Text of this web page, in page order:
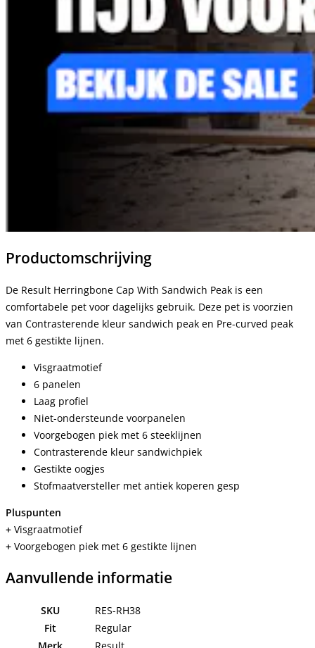
Productomschrijving
De Result Herringbone Cap With Sandwich Peak is een
comfortabele pet voor dagelijks gebruik. Deze pet is voorzien
van Contrasterende kleur sandwich peak en Pre-curved peak
met 6 gestikte lijnen.
Visgraatmotief
6 panelen
Laag profiel
Niet-ondersteunde voorpanelen
Voorgebogen piek met 6 steeklijnen
Contrasterende kleur sandwichpiek
Gestikte oogjes
Stofmaatversteller met antiek koperen gesp
Pluspunten
+ Visgraatmotief
+ Voorgebogen piek met 6 gestikte lijnen
Aanvullende informatie
SKU
RES-RH38
Fit
Regular